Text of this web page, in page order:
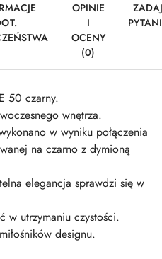
OPINIE
I
OCENY
(0)
50 czarny.
wnętrza.
w wyniku połączenia
na czarno z dymioną
elegancja sprawdzi się w
w utrzymaniu czystości.
designu.